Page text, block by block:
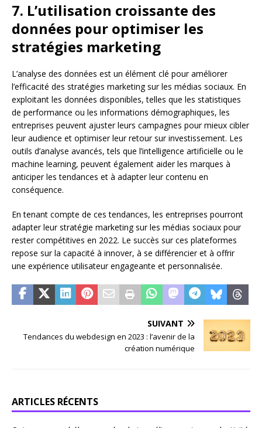
7. L’utilisation croissante des
données pour optimiser les
stratégies marketing
L’analyse des données est un élément clé pour améliorer
l’efficacité des stratégies marketing sur les médias sociaux. En
exploitant les données disponibles, telles que les statistiques
de performance ou les informations démographiques, les
entreprises peuvent ajuster leurs campagnes pour mieux cibler
leur audience et optimiser leur retour sur investissement. Les
outils d’analyse avancés, tels que l’intelligence artificielle ou le
machine learning, peuvent également aider les marques à
anticiper les tendances et à adapter leur contenu en
conséquence.
En tenant compte de ces tendances, les entreprises pourront
adapter leur stratégie marketing sur les médias sociaux pour
rester compétitives en 2022. Le succès sur ces plateformes
repose sur la capacité à innover, à se différencier et à offrir
une expérience utilisateur engageante et personnalisée.
SUIVANT
Tendances du webdesign en 2023 : l’avenir de la
création numérique
ARTICLES RÉCENTS